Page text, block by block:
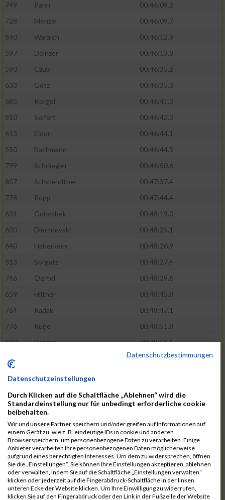
749
Pann
00:46:09.2
728
Menzel
00:46:09.7
840
Waraich
00:46:12.9
597
Deinzer
00:46:13.8
590
Czub
00:46:35.2
633
Götz
00:46:35.3
685
Korgel
00:46:41.0
810
Seifert
00:46:42.0
613
Eiden
00:46:44.1
550
Bachmann
00:46:44.5
799
Schniegler
00:46:50.6
807
Schwendtner
00:47:37.4
778
Rupp
00:47:44.4
631
Golombek
00:48:19.0
600
Dimitrievski
00:48:25.1
640
Haberkern
00:48:26.9
813
Sorgatz
00:48:27.4
746
Oertel
00:48:39.6
659
Hiltner
00:48:45.8
764
Radak
00:48:47.1
776
Ruge
00:48:51.8
593
Dänzer
00:48:53.5
772
00:48:57.2
802
Schrödel
00:49:41.7
808
Seeberger
00:49:56.1
760
Polster
00:49:56.6
647
Heidt
00:49:57.3
742
Niculaica
00:50:04.8
620
Feuchtenberger
00:50:08.3
703
Lipsz
00:50:08.8
Datenschutzbestimmungen
Datenschutzeinstellungen
Durch Klicken auf die Schaltfläche „Ablehnen“ wird die
Standardeinstellung nur für unbedingt erforderliche cookie
beibehalten.
Wir und unsere Partner speichern und/oder greifen auf Informationen auf
einem Gerät zu, wie z. B. eindeutige IDs in cookie und anderen
Browserspeichern, um personenbezogene Daten zu verarbeiten. Einige
Anbieter verarbeiten Ihre personenbezogenen Daten möglicherweise
aufgrund eines berechtigten Interesses. Um dem zu widersprechen, öffnen
Sie die „Einstellungen“. Sie können Ihre Einstellungen akzeptieren, ablehnen
oder verwalten, indem Sie auf die Schaltfläche „Einstellungen verwalten“
klicken oder jederzeit auf die Fingerabdruck-Schaltfläche in der linken
unteren Ecke der Website klicken. Um Ihre Einwilligung zu widerrufen,
klicken Sie auf den Fingerabdruck oder den Link in der Fußzeile der Website